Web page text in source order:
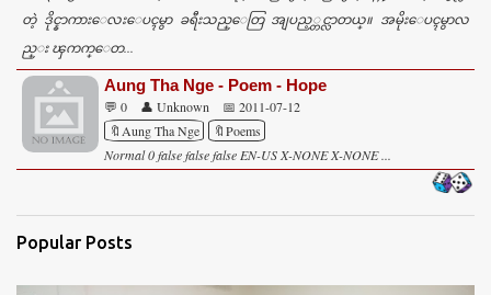
တဲ့ ဒိုင္နာကားေလးေပၚမွာ ခရီးသည္ေတြ အျပည့္တင္လာတယ္။ အမိုးေပၚမွာလ
ည္း ၾကက္ေတ...
Aung Tha Nge - Poem - Hope
💬 0 👤 Unknown
📅 2011-07-12
🔖Aung Tha Nge
🔖Poems
Normal 0 false false false EN-US X-NONE X-NONE ...
Popular Posts